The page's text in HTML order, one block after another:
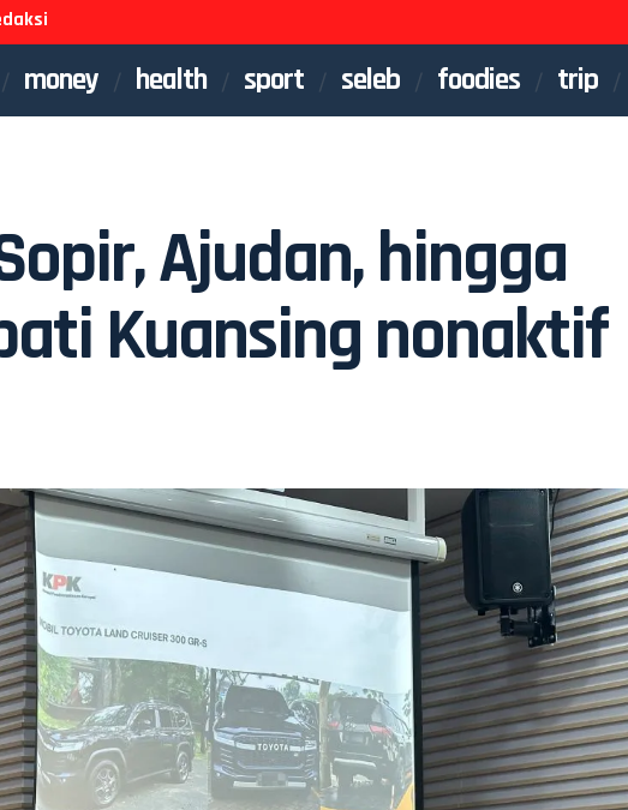
money health sport seleb foodies trip
Ajudan, hingga
Kuansing nonaktif